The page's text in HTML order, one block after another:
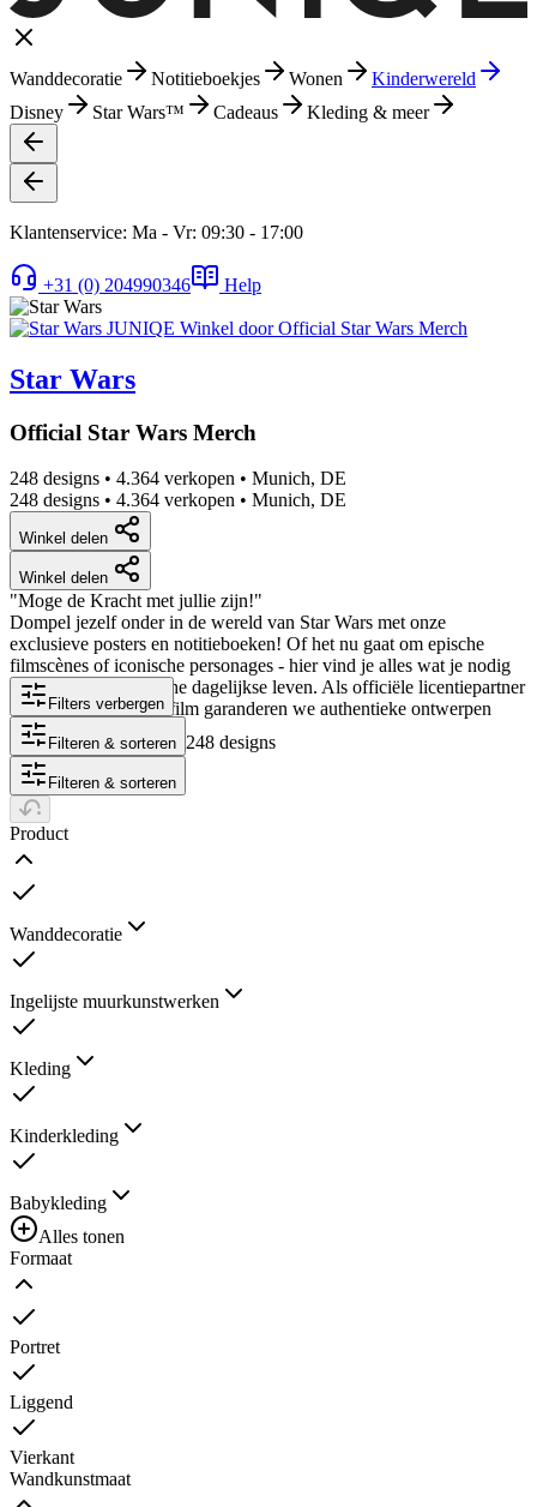
Wanddecoratie Notitieboekjes Wonen
Kinderwereld
Disney
Star Wars™ Cadeaus Kleding & meer
Klantenservice: Ma - Vr: 09:30 - 17:00
+31 (0) 204990346 Help
Star Wars
Official Star Wars Merch
248 designs • 4.364 verkopen • Munich, DE
248 designs • 4.364 verkopen • Munich, DE
Winkel delen
Winkel delen
"Moge de Kracht met jullie zijn!"
Dompel jezelf onder in de wereld van Star Wars met onze
exclusieve posters en notitieboeken! Of het nu gaat om epische
filmscènes of iconische personages - hier vind je alles wat je nodig
hebt voor je galactische dagelijkse leven. Als officiële licentiepartner
van Disney en Lucasfilm garanderen we authentieke ontwerpen
voor echte fans.
Filters verbergen
Filteren & sorteren 248 designs
Filteren & sorteren
Product
Wanddecoratie
Ingelijste muurkunstwerken
Kleding
Kinderkleding
Babykleding
Alles tonen
Formaat
Portret
Liggend
Vierkant
Wandkunstmaat